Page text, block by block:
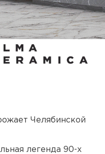
Челябинской
легенда 90-х